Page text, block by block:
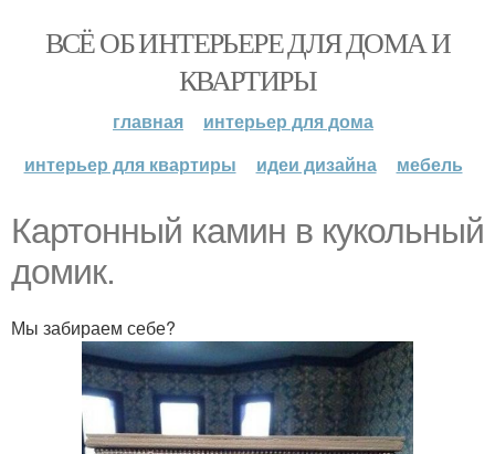
ВСЁ ОБ ИНТЕРЬЕРЕ ДЛЯ ДОМА И
КВАРТИРЫ
главная
интерьер для дома
интерьер для квартиры
идеи дизайна мебель
Картонный камин в кукольный
домик.
Мы забираем себе?